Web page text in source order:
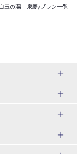
玉の湯 泉慶/プラン一覧